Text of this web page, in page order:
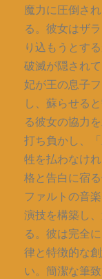
魔力に圧倒さ
る。彼女はザ
り込もうとす
破滅が隠され
妃が王の息子
し、蘇らせる
る彼女の協力
打ち負かし、
牲を払わなけ
格と告白に宿
ファルトの音
演技を構築し
る。彼は完全
律と特徴的な
い。簡潔な筆